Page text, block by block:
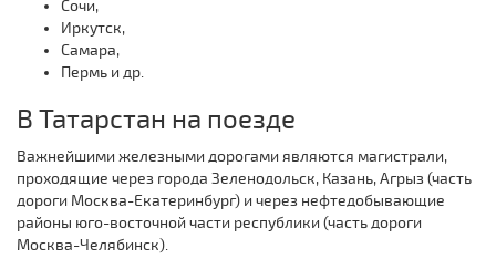
Сочи,
Иркутск,
Самара,
Пермь и др.
В Татарстан на поезде
Важнейшими железными дорогами являются магистрали,
проходящие через города Зеленодольск, Казань, Агрыз (часть
дороги Москва-Екатеринбург) и через нефтедобывающие
районы юго-восточной части республики (часть дороги
Москва-Челябинск).